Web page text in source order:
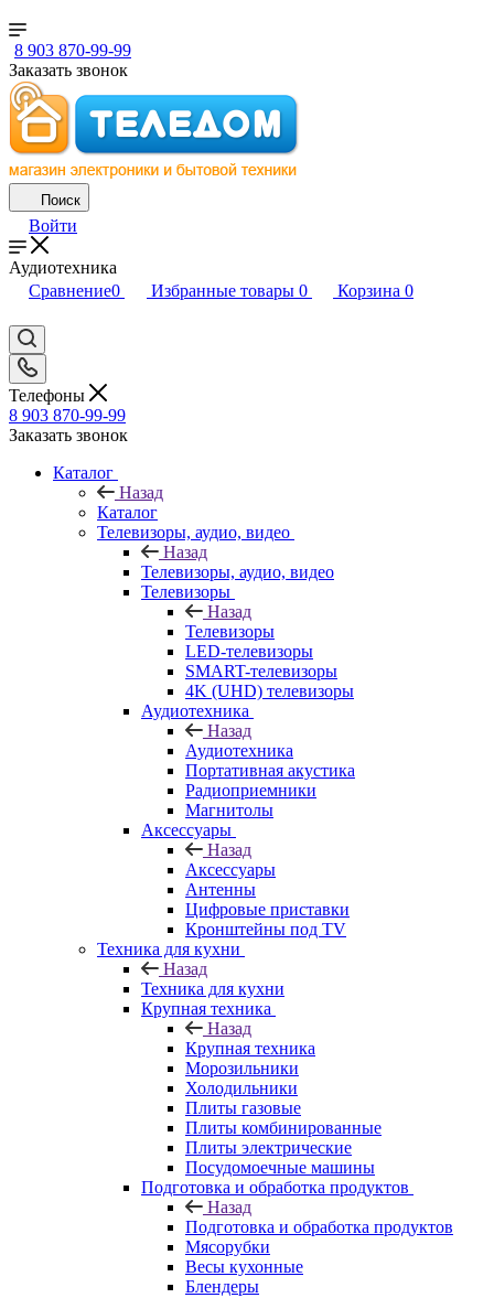
8 903 870-99-99
Заказать звонок
Поиск
Войти
Аудиотехника
Сравнение0 Избранные товары 0 Корзина 0
Телефоны
8 903 870-99-99
Заказать звонок
Каталог
Назад
Каталог
Телевизоры, аудио, видео
Назад
Телевизоры, аудио, видео
Телевизоры
Назад
Телевизоры
LED-телевизоры
SMART-телевизоры
4K (UHD) телевизоры
Аудиотехника
Назад
Аудиотехника
Портативная акустика
Радиоприемники
Магнитолы
Аксессуары
Назад
Аксессуары
Антенны
Цифровые приставки
Кронштейны под TV
Техника для кухни
Назад
Техника для кухни
Крупная техника
Назад
Крупная техника
Морозильники
Холодильники
Плиты газовые
Плиты комбинированные
Плиты электрические
Посудомоечные машины
Подготовка и обработка продуктов
Назад
Подготовка и обработка продуктов
Мясорубки
Весы кухонные
Блендеры